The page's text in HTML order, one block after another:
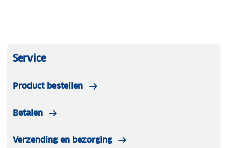
Service
Product bestellen
Betalen
Verzending en bezorging